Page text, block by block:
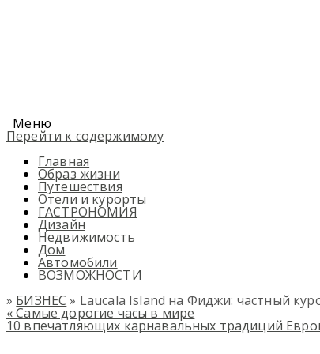
Меню
Перейти к содержимому
Главная
Образ жизни
Путешествия
Отели и курорты
ГАСТРОНОМИЯ
Дизайн
Недвижимость
Дом
Автомобили
ВОЗМОЖНОСТИ
» БИЗНЕС » Laucala Island на Фиджи: частный
«Самые дорогие часы в мире
10 впечатляющих карнавальных традиций